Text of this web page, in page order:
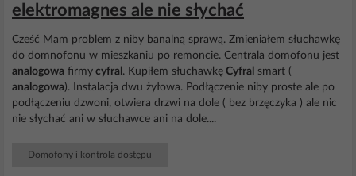
elektromagnes ale nie słychać
Cześć Mam problem z niby banalną sprawą. Zmieniałem słuchawkę
do domnofonu w mieszkaniu po remoncie. Centrala domofonu jest
analogowa firmy cyfral . Kupiłem słuchawkę Cyfral smart (
analogowa). Instalacja dwu żyłowa. Podłączenie niby proste ale po
podłączeniu dzwoni, otwiera drzwi na dole ( bez brzęczyka ) ale nic
nie słychać ani w słuchawce ani na dole....
Domofony i kontrola dostępu